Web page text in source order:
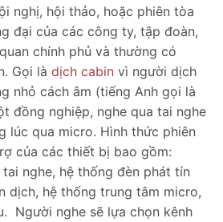
nghị, hội thảo, hoặc phiên tòa
đại của các công ty, tập đoàn,
chính phủ và thường có
Gọi là dịch cabin vì người dịch
nhỏ cách âm (tiếng Anh gọi là
đồng nghiệp, nghe qua tai nghe
lúc qua micro. Hình thức phiên
của các thiết bị bao gồm:
nghe, hệ thống đèn phát tín
dịch, hệ thống trung tâm micro,
Người nghe sẽ lựa chọn kênh